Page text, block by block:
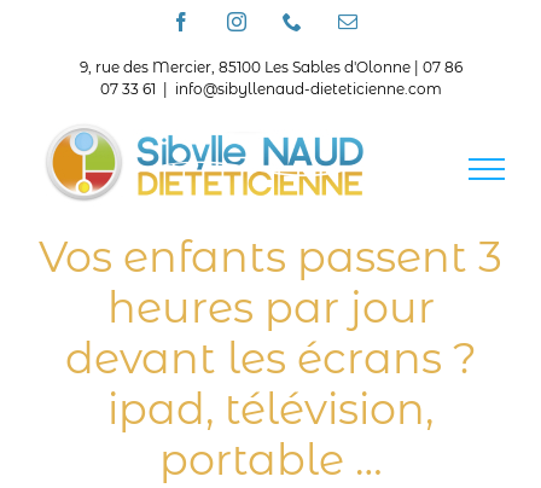
FacebookInstagramTéléphoneEmail
9, rue des Mercier, 85100 Les Sables d'Olonne | 07 86
07 33 61
info@sibyllenaud-dieteticienne.com
Vos enfants passent 3
heures par jour
devant les écrans ?
ipad, télévision,
portable …